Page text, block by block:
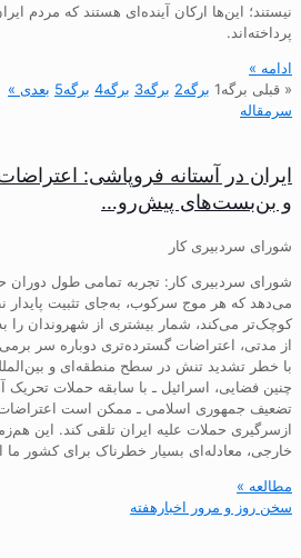
نیستند؛ این‌ها ارکان آینده‌ای هستند که مردم
پرداخته‌اند.
ادامه »
« قبلی
برگه1 برگه2 برگه3 برگه4 برگه5 بعدی »
سرمقاله
ایران در آستانه فروپاشی:
و بن‌بست‌های پیش‌رو…
شورای سردبیری کار
شورای سردبیری کار: تجربه تمامی طول
می‌دهد که هر موج سرکوب، به‌جای تثبیت پایدار
کوچک‌تر می‌کند، شمار بیشتری از شهروندان
از مدتی، اعتراضات گسترده‌تری دوباره سر
با خطر تشدید تنش در سطح منطقه‌ای و
چنین فضایی، اسرائیل ـ با سابقه حملات تحریک
تضعیف جمهوری اسلامی ـ ممکن است اعتراضات
ازسرگیری حملات علیه ایران تلقی کند. این
خارجی، معادله‌ای بسیار خطرناک برای کشور ما
مطالعه »
سخن روز و مرور اخبارهفته